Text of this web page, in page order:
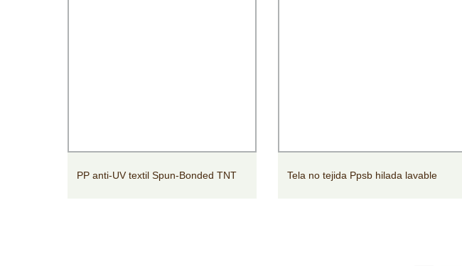
PP anti-UV textil Spun-Bonded TNT Tela no tejida Ppsb hilada lavable